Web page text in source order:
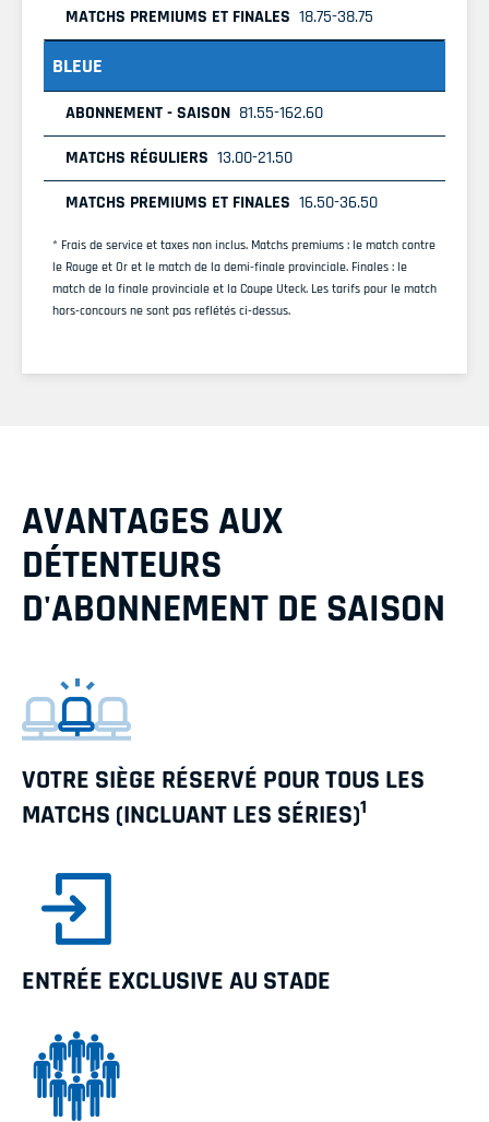
18.75-38.75
BLEUE
81.55-162.60
13.00-21.50
16.50-36.50
* Frais de service et taxes non inclus. Matchs premiums : le match contre
le Rouge et Or et le match de la demi-finale provinciale. Finales : le
match de la finale provinciale et la Coupe Uteck. Les tarifs pour le match
hors-concours ne sont pas reflétés ci-dessus.
AVANTAGES AUX
DÉTENTEURS
D'ABONNEMENT DE SAISON
VOTRE SIÈGE RÉSERVÉ POUR TOUS LES
MATCHS (INCLUANT LES SÉRIES)1
ENTRÉE EXCLUSIVE AU STADE